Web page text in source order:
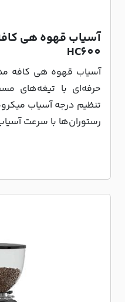
HC600
تنظیم درجه آسیاب
رستوران‌ها با سرعت